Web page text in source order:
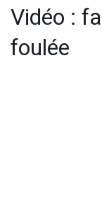
Vidéo :
foulée